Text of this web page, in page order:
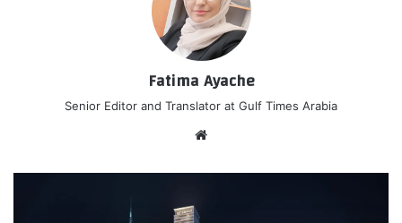
Fatima Ayache
Senior Editor and Translator at Gulf Times Arabia
الوي